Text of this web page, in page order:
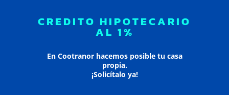
CREDITO HIPOTECARIO
AL 1%
En Cootranor hacemos posible tu casa
propia.
¡Solicítalo ya!